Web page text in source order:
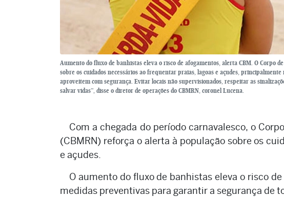
Aumento do fluxo de banhistas eleva o risco de afogamentos, alerta CBM. O Corpo
sobre os cuidados necessários ao frequentar praias, lagoas e açudes,
aproveitem com segurança. Evitar locais não supervisionados, respeitar as
salvar vidas”, disse o diretor de operações do CBMRN, coronel Lucena.
Com a chegada do período carnavalesco, o
(CBMRN) reforça o alerta à população sobre os
e açudes.
O aumento do fluxo de banhistas eleva o risco
medidas preventivas para garantir a segurança de